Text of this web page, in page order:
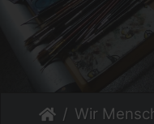
Wir